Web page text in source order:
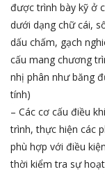
được trình bày kỹ ở
dưới dạng chữ cái,
dấu chấm, gạch
cấu mang chương
nhị phân như băng
tính)
– Các cơ cấu điều
trình, thực hiện các
phù hợp với điều
thời kiểm tra sự